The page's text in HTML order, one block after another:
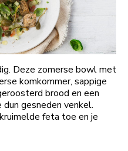
Deze zomerse bowl met
komkommer, sappige
brood en een
gesneden venkel.
feta toe en je